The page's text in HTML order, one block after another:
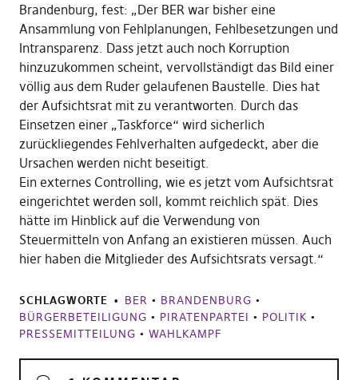
Brandenburg, fest: „Der BER war bisher eine
Ansammlung von Fehlplanungen, Fehlbesetzungen und
Intransparenz. Dass jetzt auch noch Korruption
hinzuzukommen scheint, vervollständigt das Bild einer
völlig aus dem Ruder gelaufenen Baustelle. Dies hat
der Aufsichtsrat mit zu verantworten. Durch das
Einsetzen einer „Taskforce“ wird sicherlich
zurückliegendes Fehlverhalten aufgedeckt, aber die
Ursachen werden nicht beseitigt.
Ein externes Controlling, wie es jetzt vom Aufsichtsrat
eingerichtet werden soll, kommt reichlich spät. Dies
hätte im Hinblick auf die Verwendung von
Steuermitteln von Anfang an existieren müssen. Auch
hier haben die Mitglieder des Aufsichtsrats versagt.“
SCHLAGWORTE BER • BRANDENBURG •
BÜRGERBETEILIGUNG • PIRATENPARTEI • POLITIK •
PRESSEMITTEILUNG • WAHLKAMPF